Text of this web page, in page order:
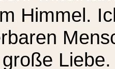
Himmel.
Liebe.